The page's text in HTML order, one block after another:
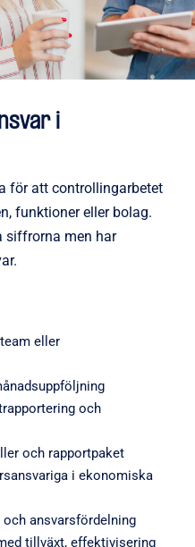
i
för att controllingarbetet
funktioner eller bolag.
siffrorna men har
eller
och
och rapportpaket
i ekonomiska
ansvarsfördelning
tillväxt, effektivisering